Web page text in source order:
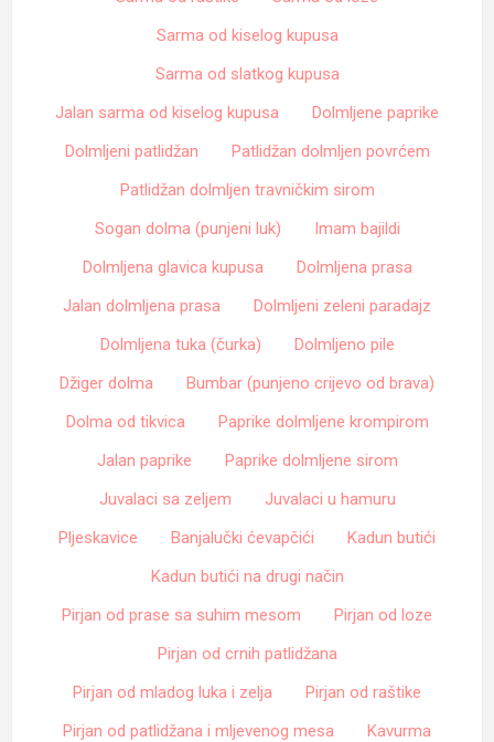
Sarma od kiselog kupusa
Sarma od slatkog kupusa
Jalan sarma od kiselog kupusa
Dolmljene paprike
Dolmljeni patlidžan
Patlidžan dolmljen povrćem
Patlidžan dolmljen travničkim sirom
Sogan dolma (punjeni luk)
Imam bajildi
Dolmljena glavica kupusa
Dolmljena prasa
Jalan dolmljena prasa
Dolmljeni zeleni paradajz
Dolmljena tuka (čurka)
Dolmljeno pile
Džiger dolma
Bumbar (punjeno crijevo od brava)
Dolma od tikvica
Paprike dolmljene krompirom
Jalan paprike
Paprike dolmljene sirom
Juvalaci sa zeljem
Juvalaci u hamuru
Pljeskavice
Banjalučki ćevapčići
Kadun butići
Kadun butići na drugi način
Pirjan od prase sa suhim mesom
Pirjan od loze
Pirjan od crnih patlidžana
Pirjan od mladog luka i zelja
Pirjan od raštike
Pirjan od patlidžana i mljevenog mesa
Kavurma